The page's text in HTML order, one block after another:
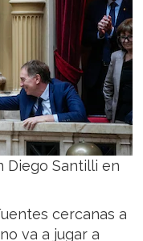
Diego Santilli en
cercanas a
va a jugar a